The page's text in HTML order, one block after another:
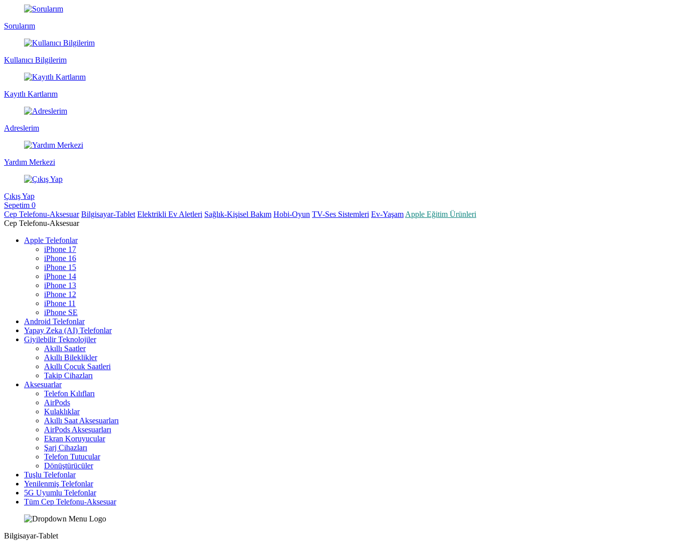
Sorularım
Kullanıcı Bilgilerim
Kayıtlı Kartlarım
Adreslerim
Yardım Merkezi
Çıkış Yap
Sepetim 0
Cep Telefonu-Aksesuar Bilgisayar-Tablet Elektrikli Ev Aletleri Sağlık-Kişisel Bakım Hobi-Oyun TV-Ses Sistemleri Ev-Yaşam Apple Eğitim Ürünleri
Cep Telefonu-Aksesuar
Apple Telefonlar
iPhone 17
iPhone 16
iPhone 15
iPhone 14
iPhone 13
iPhone 12
iPhone 11
iPhone SE
Android Telefonlar
Yapay Zeka (AI) Telefonlar
Giyilebilir Teknolojiler
Akıllı Saatler
Akıllı Bileklikler
Akıllı Çocuk Saatleri
Takip Cihazları
Aksesuarlar
Telefon Kılıfları
AirPods
Kulaklıklar
Akıllı Saat Aksesuarları
AirPods Aksesuarları
Ekran Koruyucular
Şarj Cihazları
Telefon Tutucular
Dönüştürücüler
Tuşlu Telefonlar
Yenilenmiş Telefonlar
5G Uyumlu Telefonlar
Tüm Cep Telefonu-Aksesuar
Bilgisayar-Tablet